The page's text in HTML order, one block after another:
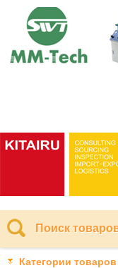
Поиск
Категории товаров